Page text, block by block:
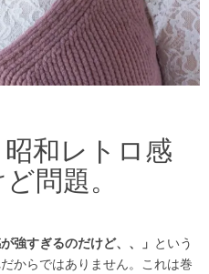
和レトロ感
問題。
強すぎるのだけど、、」 という
からではありません。これは巻